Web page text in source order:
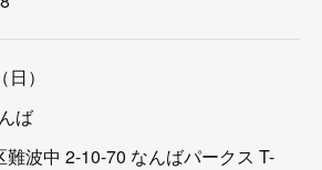
）
ば
波中 2-10-70 なんばパークス T-